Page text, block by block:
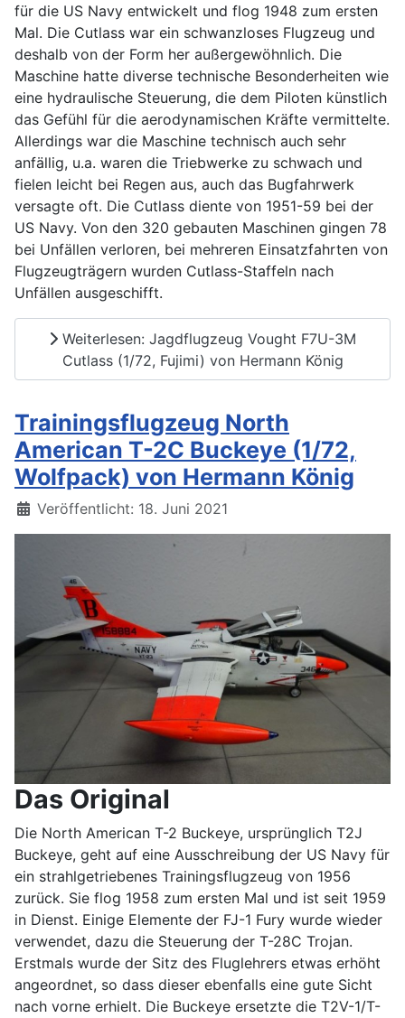
für die US Navy entwickelt und flog 1948 zum ersten
Mal. Die Cutlass war ein schwanzloses Flugzeug und
deshalb von der Form her außergewöhnlich. Die
Maschine hatte diverse technische Besonderheiten wie
eine hydraulische Steuerung, die dem Piloten künstlich
das Gefühl für die aerodynamischen Kräfte vermittelte.
Allerdings war die Maschine technisch auch sehr
anfällig, u.a. waren die Triebwerke zu schwach und
fielen leicht bei Regen aus, auch das Bugfahrwerk
versagte oft. Die Cutlass diente von 1951-59 bei der
US Navy. Von den 320 gebauten Maschinen gingen 78
bei Unfällen verloren, bei mehreren Einsatzfahrten von
Flugzeugträgern wurden Cutlass-Staffeln nach
Unfällen ausgeschifft.
Weiterlesen: Jagdflugzeug Vought F7U-3M
Cutlass (1/72, Fujimi) von Hermann König
Trainingsflugzeug North
American T-2C Buckeye (1/72,
Wolfpack) von Hermann König
Details
Veröffentlicht: 18. Juni 2021
Das Original
Die North American T-2 Buckeye, ursprünglich T2J
Buckeye, geht auf eine Ausschreibung der US Navy für
ein strahlgetriebenes Trainingsflugzeug von 1956
zurück. Sie flog 1958 zum ersten Mal und ist seit 1959
in Dienst. Einige Elemente der FJ-1 Fury wurde wieder
verwendet, dazu die Steuerung der T-28C Trojan.
Erstmals wurde der Sitz des Fluglehrers etwas erhöht
angeordnet, so dass dieser ebenfalls eine gute Sicht
nach vorne erhielt. Die Buckeye ersetzte die T2V-1/T-